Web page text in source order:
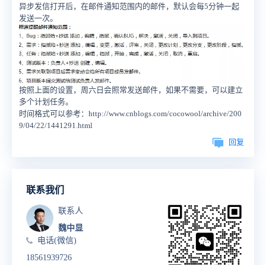
异步发信打开后，在邮件通知范围内的邮件，默认会每5分钟一起
发送一次。
按照上面的设置，周六日会照常发送邮件，如果不需要，可以建立
多个计划任务。
时间格式可以参考：http://www.cnblogs.com/cocowool/archive/200
9/04/22/1441291.html
回复
联系我们
联系人
魏中显
电话(微信)
18561939726